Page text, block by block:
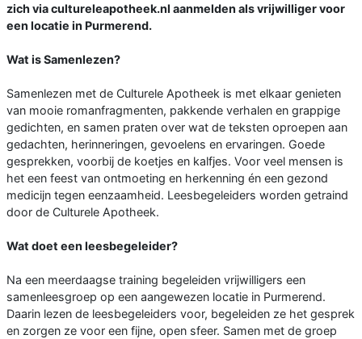
zich via cultureleapotheek.nl aanmelden als vrijwilliger voor
een locatie in Purmerend.
Wat is Samenlezen?
Samenlezen met de Culturele Apotheek is met elkaar genieten
van mooie romanfragmenten, pakkende verhalen en grappige
gedichten, en samen praten over wat de teksten oproepen aan
gedachten, herinneringen, gevoelens en ervaringen. Goede
gesprekken, voorbij de koetjes en kalfjes. Voor veel mensen is
het een feest van ontmoeting en herkenning én een gezond
medicijn tegen eenzaamheid. Leesbegeleiders worden getraind
door de Culturele Apotheek.
Wat doet een leesbegeleider?
Na een meerdaagse training begeleiden vrijwilligers een
samenleesgroep op een aangewezen locatie in Purmerend.
Daarin lezen de leesbegeleiders voor, begeleiden ze het gesprek
en zorgen ze voor een fijne, open sfeer. Samen met de groep